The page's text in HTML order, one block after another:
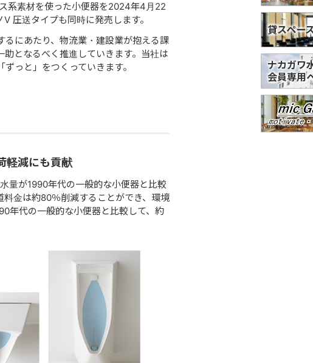
系素材を使った小便器を2024年4月22
圧送タイプも同時に発売します。
にあたり、物流業・建設業が抱える課
となるべく推進していきます。当社は
っと」をつくっていきます。
軽減にも貢献
量が1990年代の一般的な小便器と比較
金は約80％削減することができ、環境
年代の一般的な小便器と比較して、約
貸スペー
ナカガワ
会員専用